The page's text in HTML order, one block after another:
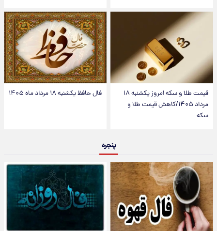
قیمت طلا و سکه امروز یکشنبه ۱۸
مرداد ۱۴۰۵/کاهش قیمت طلا و
سکه
فال حافظ یکشنبه ۱۸ مرداد ماه ۱۴۰۵
پنجره